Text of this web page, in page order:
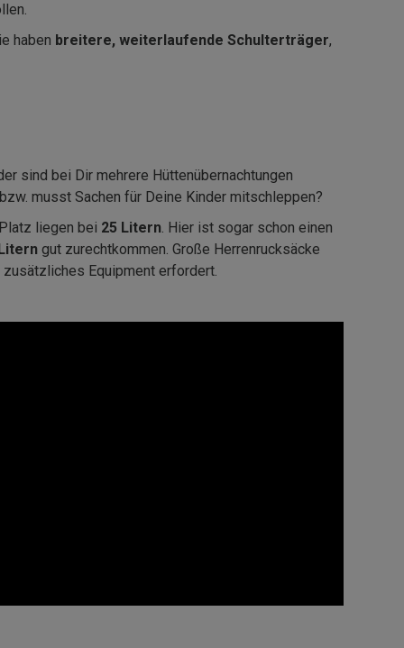
haben breitere, weiterlaufende Schulterträger,
sind bei Dir mehrere Hüttenübernachtungen
musst Sachen für Deine Kinder mitschleppen?
liegen bei 25 Litern. Hier ist sogar schon einen
gut zurechtkommen. Große Herrenrucksäcke
Equipment erfordert.